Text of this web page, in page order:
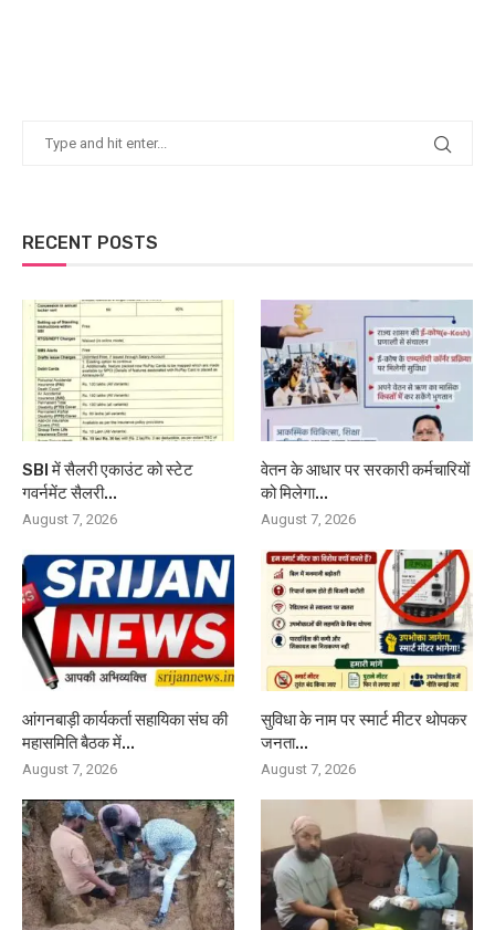
RECENT POSTS
SBI में सैलरी एकाउंट को स्टेट
गवर्नमेंट सैलरी...
August 7, 2026
वेतन के आधार पर सरकारी कर्मचारियों
को मिलेगा...
August 7, 2026
आंगनबाड़ी कार्यकर्ता सहायिका संघ की
महासमिति बैठक में...
August 7, 2026
सुविधा के नाम पर स्मार्ट मीटर थोपकर
जनता...
August 7, 2026